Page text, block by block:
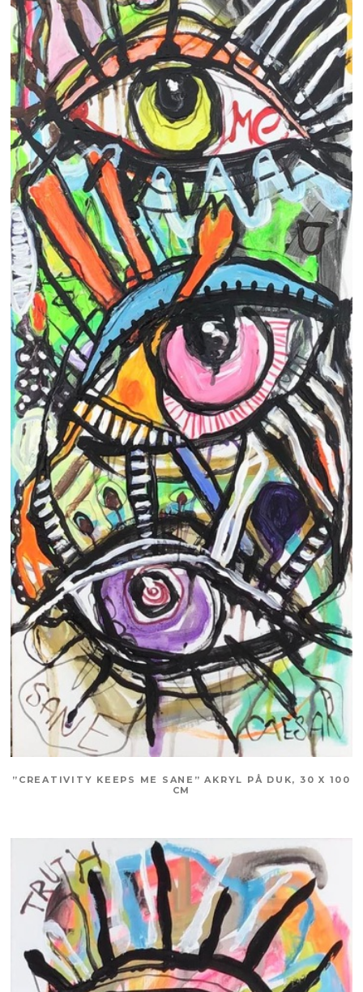
”CREATIVITY KEEPS ME SANE” AKRYL PÅ DUK, 30 X 100
CM